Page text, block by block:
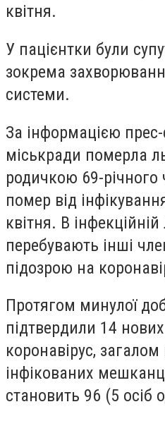
квітня.
У пацієнтки були
зокрема
системи.
За інформацією
міськради померла
родичкою 69-річного
помер від
квітня. В інфекційній
перебувають інші
підозрою на
Протягом минулої
підтвердили 14
коронавірус, загалом
інфікованих
становить 96 (5 осіб